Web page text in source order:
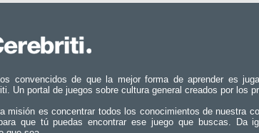
convencidos de que la mejor forma de aprender es
Un portal de juegos sobre cultura general creados por los
misión es concentrar todos los conocimientos de nuestra
que tú puedas encontrar ese juego que buscas. Da